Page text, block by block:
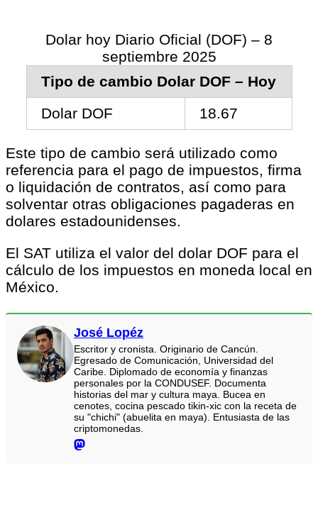
Dolar hoy Diario Oficial (DOF) – 8
septiembre 2025
Tipo de cambio Dolar DOF – Hoy
Dolar DOF
18.67
Este tipo de cambio será utilizado como
referencia para el pago de impuestos, firma
o liquidación de contratos, así como para
solventar otras obligaciones pagaderas en
dolares estadounidenses.
El SAT utiliza el valor del dolar DOF para el
cálculo de los impuestos en moneda local en
México.
José Lopéz
Escritor y cronista. Originario de Cancún.
Egresado de Comunicación, Universidad del
Caribe. Diplomado de economía y finanzas
personales por la CONDUSEF. Documenta
historias del mar y cultura maya. Bucea en
cenotes, cocina pescado tikin-xic con la receta de
su "chichi" (abuelita en maya). Entusiasta de las
criptomonedas.